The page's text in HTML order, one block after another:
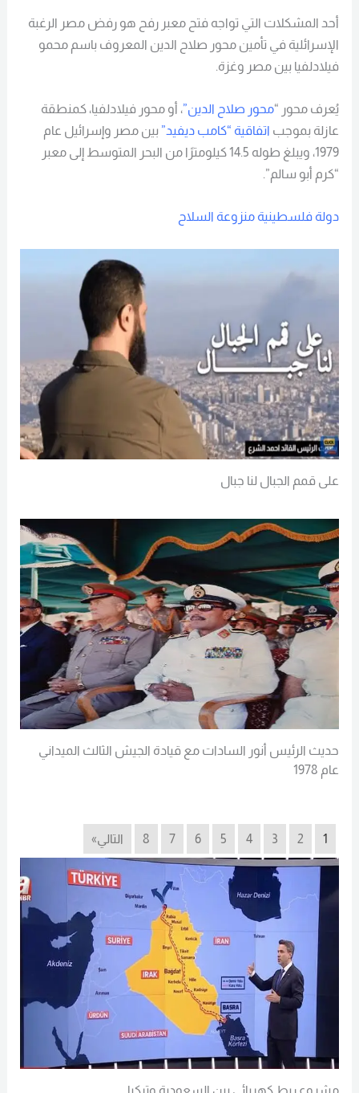
أحد المشكلات التي تواجه فتح معبر رفح هو رفض مصر الرغبة
الإسرائلية في تأمين محور صلاح الدين المعروف باسم محمو
فيلادلفيا بين مصر وغزة.
يُعرف محور “محور صلاح الدين”، أو محور فيلادلفيا، كمنطقة
عازلة بموجب اتفاقية “كامب ديفيد”بين مصر وإسرائيل عام
1979، ويبلغ طوله 14.5 كيلومترًا من البحر المتوسط إلى معبر
“كرم أبو سالم”.
دولة فلسطينية منزوعة السلاح
على قمم الجبال لنا جبال
حديث الرئيس أنور السادات مع قيادة الجيش الثالث الميداني
عام 1978
1
2
3
4
5
6
7
8 التالي»
مشروع ربط كهربائي بين السعودية وتركيا